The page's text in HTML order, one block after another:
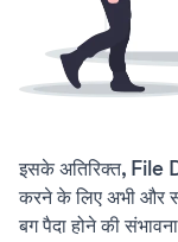
इसके अतिरिक्त,
करने के लिए अभी और
बग पैदा होने की